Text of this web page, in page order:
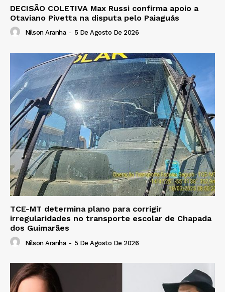
DECISÃO COLETIVA Max Russi confirma apoio a
Otaviano Pivetta na disputa pelo Paiaguás
Nilson Aranha - 5 De Agosto De 2026
TCE-MT determina plano para corrigir
irregularidades no transporte escolar de Chapada
dos Guimarães
Nilson Aranha - 5 De Agosto De 2026